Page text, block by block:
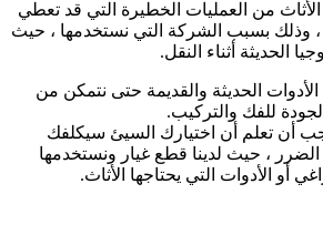
من العمليات الخطيرة التي قد تعطي
، وذلك بسبب الشركة التي نستخدمها ، حيث
الحديثة أثناء النقل.
الحديثة والقديمة حتى نتمكن من
للفك والتركيب.
أن تعلم أن اختيارك السيئ سيكلفك
الضرر ، حيث لدينا قطع غيار ونستخدمها
أو الأدوات التي يحتاجها الأثاث.